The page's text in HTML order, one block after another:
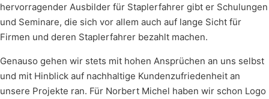
hervorragender Ausbilder für Staplerfahrer gibt er Schulungen
und Seminare, die sich vor allem auch auf lange Sicht für
Firmen und deren Staplerfahrer bezahlt machen.
Genauso gehen wir stets mit hohen Ansprüchen an uns selbst
und mit Hinblick auf nachhaltige Kundenzufriedenheit an
unsere Projekte ran. Für Norbert Michel haben wir schon Logo